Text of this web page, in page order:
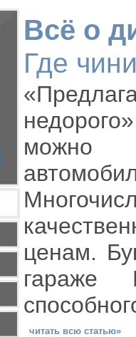
Всё о
Где
можно
ценам.
гараже
читать всю статью»